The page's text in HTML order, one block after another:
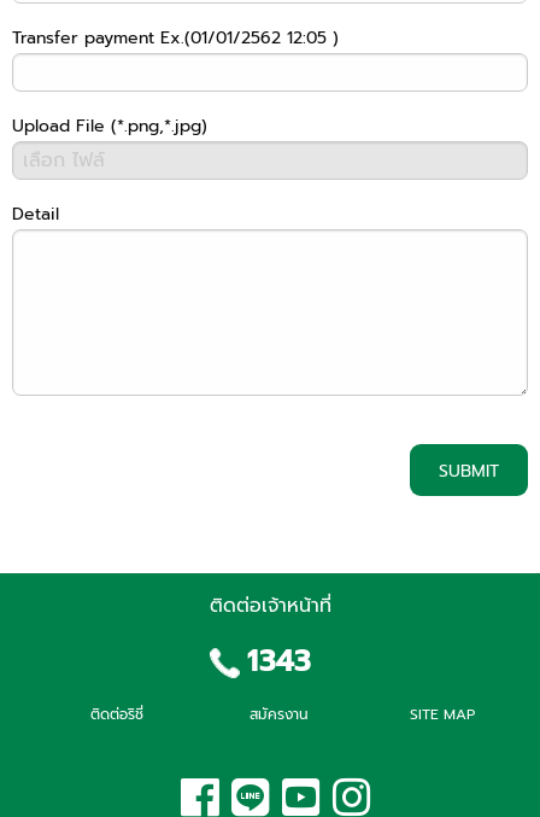
Transfer payment Ex.(01/01/2562 12:05 )
Upload File (*.png,*.jpg)
Detail
SUBMIT
ติดต่อเจ้าหน้าที่
1343
ติดต่อริชี่ สมัครงาน SITE MAP